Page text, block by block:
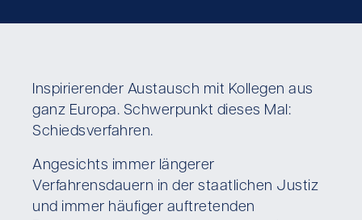
Inspirierender Austausch mit Kollegen aus
ganz Europa. Schwerpunkt dieses Mal:
Schiedsverfahren.
Angesichts immer längerer
Verfahrensdauern in der staatlichen Justiz
und immer häufiger auftretenden